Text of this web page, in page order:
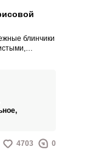
блинчики
уловимый
4703 0